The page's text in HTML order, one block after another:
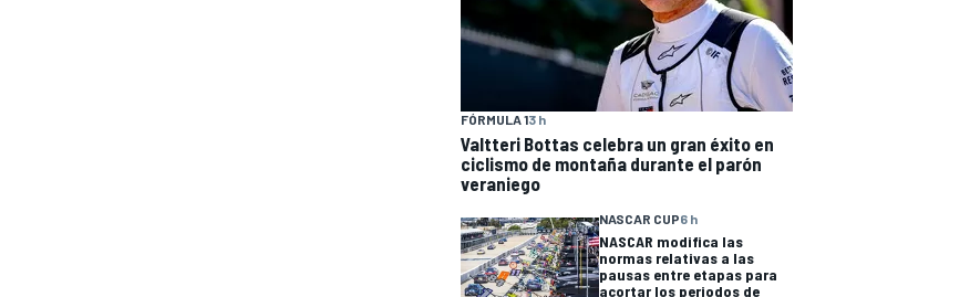
FÓRMULA 13 h
Valtteri Bottas celebra un gran éxito en
ciclismo de montaña durante el parón
veraniego
NASCAR CUP6 h
NASCAR modifica las
normas relativas a las
pausas entre etapas para
acortar los periodos de